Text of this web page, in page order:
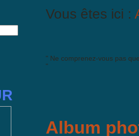
Vous êtes ici :
" Ne comprenez-vous pas
"
Album